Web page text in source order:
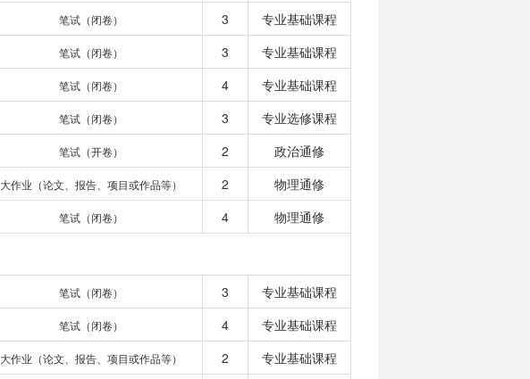
笔试（闭卷） 3
专业基础课程
笔试（闭卷） 3
专业基础课程
笔试（闭卷） 4
专业基础课程
笔试（闭卷） 3
专业选修课程
笔试（开卷） 2
政治通修
大作业（论文、报告、项目或作品等） 2
物理通修
笔试（闭卷） 4 物理通修
笔试（闭卷） 3
专业基础课程
笔试（闭卷） 4
专业基础课程
大作业（论文、报告、项目或作品等） 2
专业基础课程